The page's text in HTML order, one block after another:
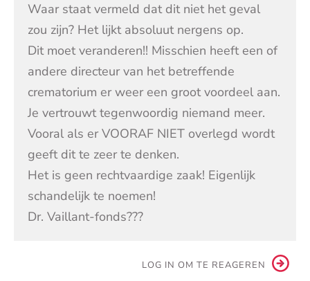
Waar staat vermeld dat dit niet het geval
zou zijn? Het lijkt absoluut nergens op.
Dit moet veranderen!! Misschien heeft een of
andere directeur van het betreffende
crematorium er weer een groot voordeel aan.
Je vertrouwt tegenwoordig niemand meer.
Vooral als er VOORAF NIET overlegd wordt
geeft dit te zeer te denken.
Het is geen rechtvaardige zaak! Eigenlijk
schandelijk te noemen!
Dr. Vaillant-fonds???
LOG IN OM TE REAGEREN